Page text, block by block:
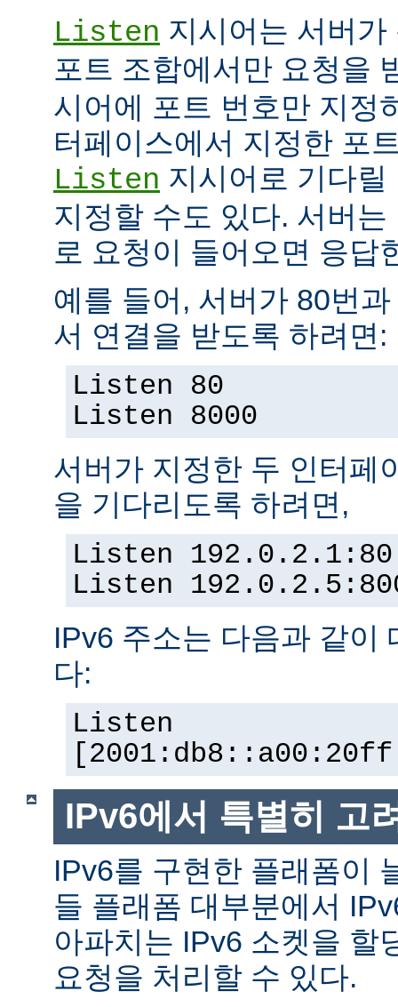
Listen 지시어는 서버
포트 조합에서만 요청을
시어에 포트 번호만 지정
터페이스에서 지정한 포
Listen 지시어로 기다
지정할 수도 있다. 서버
로 요청이 들어오면 응답
예를 들어, 서버가 80번
서 연결을 받도록 하려면:
Listen 80
Listen 8000
서버가 지정한 두 인터페
을 기다리도록 하려면,
Listen 192.0.2.1:80
Listen
IPv6 주소는 다음과 같이
다:
Listen
IPv6에서 특별히 고
IPv6를 구현한 플래폼이
들 플래폼 대부분에서
아파치는 IPv6 소켓을 할
요청을 처리할 수 있다.